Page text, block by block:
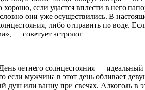
хорошо, если удастся вплести в него
они уже осуществились. В
либо отправить по воде.
— советует астролог.
летнего солнцестояния —
если мужчина в этот день обливает
душ или ванну при свечах. Алкоголь в